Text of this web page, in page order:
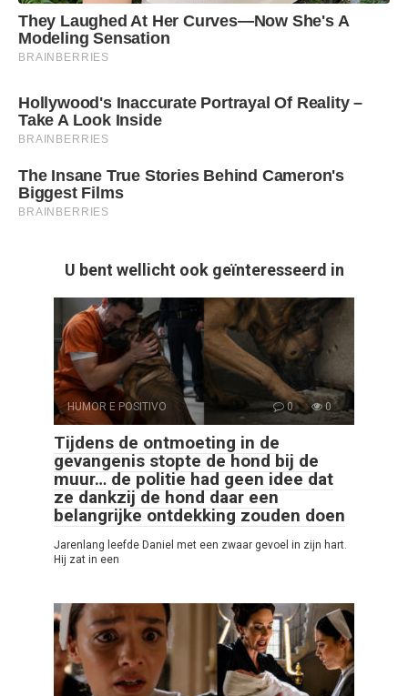
U bent wellicht ook geïnteresseerd in
HUMOR E POSITIVO 0 0
Tijdens de ontmoeting in de
gevangenis stopte de hond bij de
muur… de politie had geen idee dat
ze dankzij de hond daar een
belangrijke ontdekking zouden doen
Jarenlang leefde Daniel met een zwaar gevoel in zijn hart.
Hij zat in een